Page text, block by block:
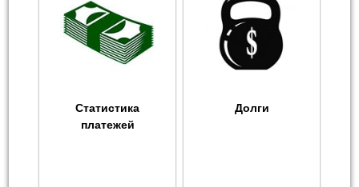
Статистика
платежей
Долги